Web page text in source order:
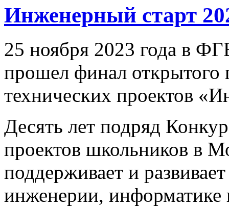
Инженерный старт
25 ноября 2023 года
прошел финал открытого
технических проектов
Десять лет подряд
проектов школьников в
поддерживает и
инженерии,